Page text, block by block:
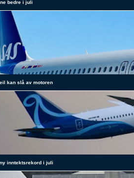
bedre i juli
kan slå av motoren
inntektsrekord i juli